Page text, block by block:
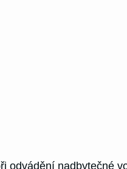
odvádění nadbytečné